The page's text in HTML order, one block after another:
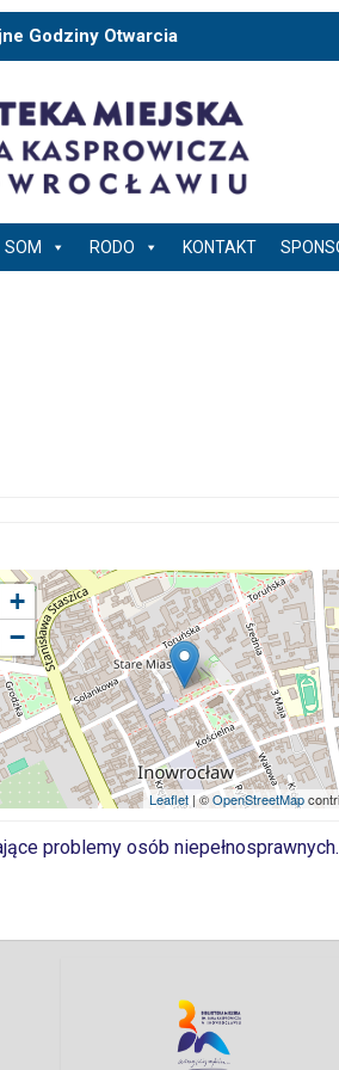
Godziny Otwarcia
SOM RODO KONTAKT
+
−
Leaflet | ©OpenStreetMap
problemy osób niepełnosprawnych.